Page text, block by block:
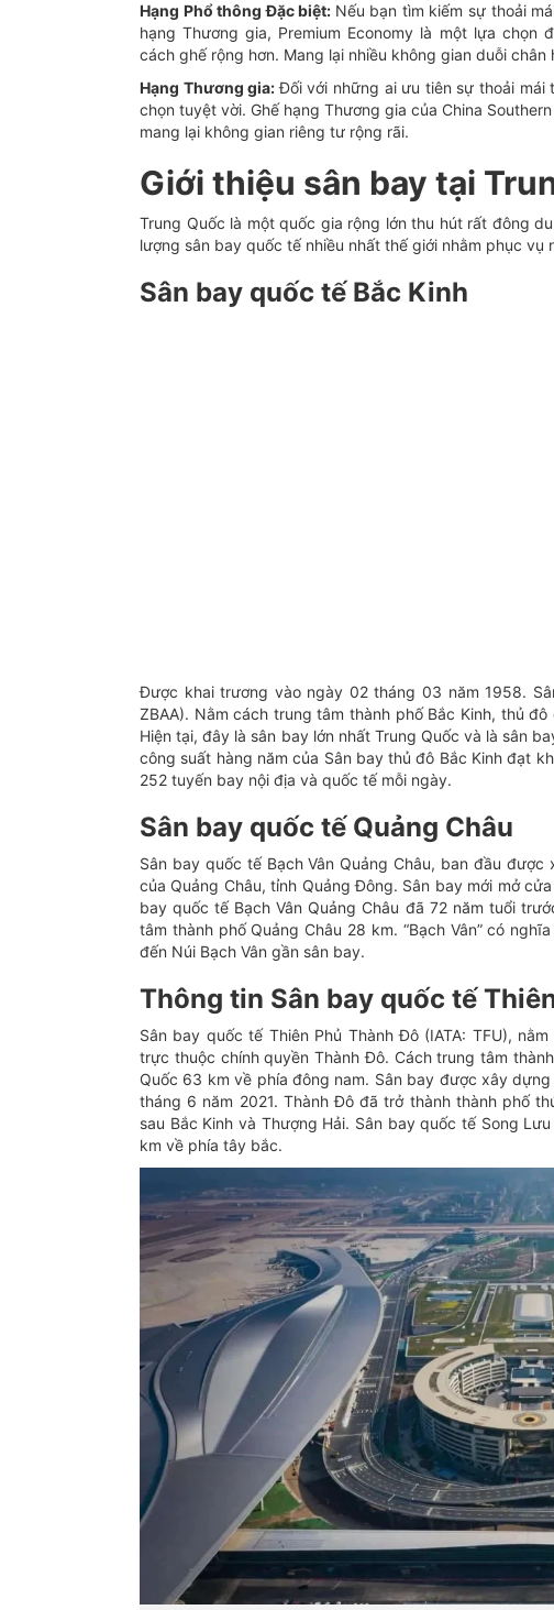
Hạng Phổ thông Đặc biệt: Nếu bạn tìm kiếm sự thoải
hạng Thương gia, Premium Economy là một lựa
cách ghế rộng hơn. Mang lại nhiều không gian duỗi chân
Hạng Thương gia:Đối với những ai ưu tiên sự thoải
chọn tuyệt vời. Ghế hạng Thương gia của China
mang lại không gian riêng tư rộng rãi.
Giới thiệu sân bay tại
Trung Quốc là một quốc gia rộng lớn thu hút rất đông
lượng sân bay quốc tế nhiều nhất thế giới nhằm phục vụ
Sân bay quốc tế Bắc Kinh
Được khai trương vào ngày 02 tháng 03 năm 1958.
ZBAA). Nằm cách trung tâm thành phố Bắc Kinh, thủ
Hiện tại, đây là sân bay lớn nhất Trung Quốc và là sân
công suất hàng năm của Sân bay thủ đô Bắc Kinh đạt
252 tuyến bay nội địa và quốc tế mỗi ngày.
Sân bay quốc tế Quảng Châu
Sân bay quốc tế Bạch Vân Quảng Châu, ban đầu
của Quảng Châu, tỉnh Quảng Đông. Sân bay mới mở
bay quốc tế Bạch Vân Quảng Châu đã 72 năm tuổi
tâm thành phố Quảng Châu 28 km. “Bạch Vân” có
đến Núi Bạch Vân gần sân bay.
Thông tin Sân bay quốc tế
Sân bay quốc tế Thiên Phủ Thành Đô (IATA: TFU),
trực thuộc chính quyền Thành Đô. Cách trung tâm
Quốc 63 km về phía đông nam. Sân bay được xây
tháng 6 năm 2021. Thành Đô đã trở thành thành phố
sau Bắc Kinh và Thượng Hải. Sân bay quốc tế Song
km về phía tây bắc.